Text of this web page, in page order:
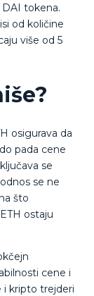
tokena.
od količine
više od 5
osigurava da
pada cene
se
se ne
što
ostaju
cene i
i kripto trejderi